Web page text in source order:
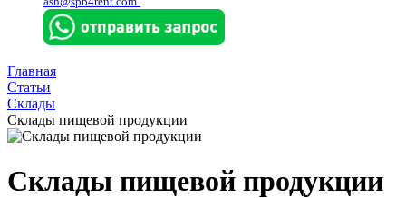
Главная
Статьи
Склады
Склады пищевой продукции
Склады пищевой продукции